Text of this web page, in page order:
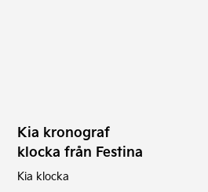
Kia kronograf
klocka från Festina
Kia klocka